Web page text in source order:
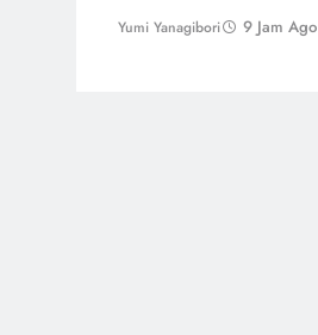
Yumi Yanagibori 9 Jam Ago